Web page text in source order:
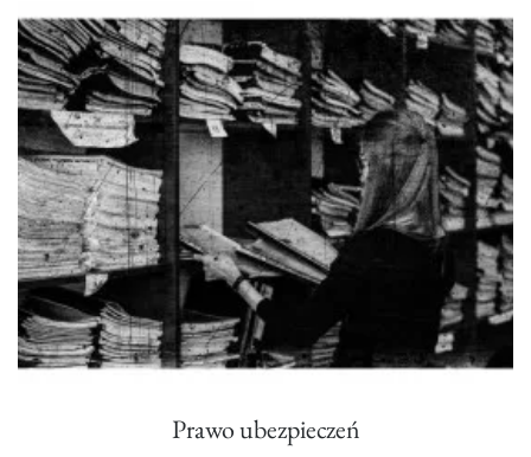
Prawo ubezpieczeń